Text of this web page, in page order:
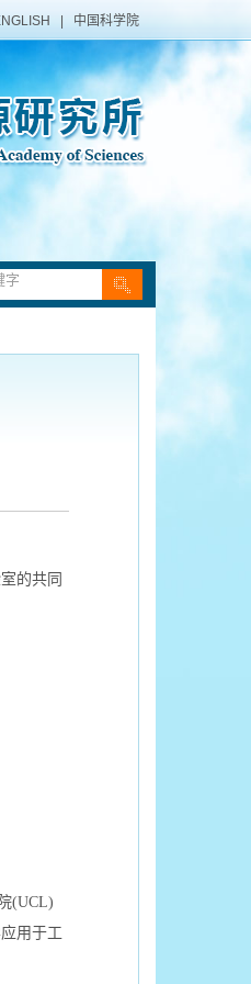
中国科学院
的共同
(UCL)
用于工